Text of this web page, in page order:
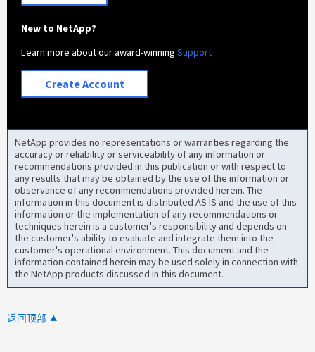
New to NetApp?
Learn more about our award-winningSupport
Create Account
NetApp provides no representations or warranties regarding the
accuracy or reliability or serviceability of any information or
recommendations provided in this publication or with respect to
any results that may be obtained by the use of the information or
observance of any recommendations provided herein. The
information in this document is distributed AS IS and the use of this
information or the implementation of any recommendations or
techniques herein is a customer's responsibility and depends on
the customer's ability to evaluate and integrate them into the
customer's operational environment. This document and the
information contained herein may be used solely in connection with
the NetApp products discussed in this document.
返回顶部